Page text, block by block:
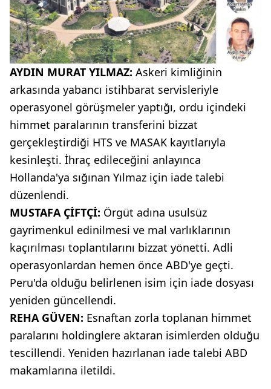
AYDIN MURAT YILMAZ: Askeri kimliğinin
arkasında yabancı istihbarat servisleriyle
operasyonel görüşmeler yaptığı, ordu içindeki
himmet paralarının transferini bizzat
gerçekleştirdiği HTS ve MASAK kayıtlarıyla
kesinleşti. İhraç edileceğini anlayınca
Hollanda'ya sığınan Yılmaz için iade talebi
düzenlendi.
MUSTAFA ÇİFTÇİ: Örgüt adına usulsüz
gayrimenkul edinilmesi ve mal varlıklarının
kaçırılması toplantılarını bizzat yönetti. Adli
operasyonlardan hemen önce ABD'ye geçti.
Peru'da olduğu belirlenen isim için iade dosyası
yeniden güncellendi.
REHA GÜVEN: Esnaftan zorla toplanan himmet
paralarını holdinglere aktaran isimlerden olduğu
tescillendi. Yeniden hazırlanan iade talebi ABD
makamlarına iletildi.